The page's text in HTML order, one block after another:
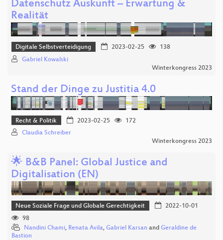
Datenschutz Auskunft – Erwartung &
Realität
Digitale Selbstverteidigung 2023-02-25
138
Gabriel Kowalski
Winterkongress 2023
Stand der Dinge zu Justitia 4.0
Recht & Politik 2023-02-25
172
Claudia Schreiber
Winterkongress 2023
🌟 B&B Panel: Global Justice and
Digitalisation (EN)
Neue Soziale Frage und Globale Gerechtigkeit
2022-10-01
98
Nandini Chami, Renata Avila, Gabriel Karsan and Geraldine de
Bastion